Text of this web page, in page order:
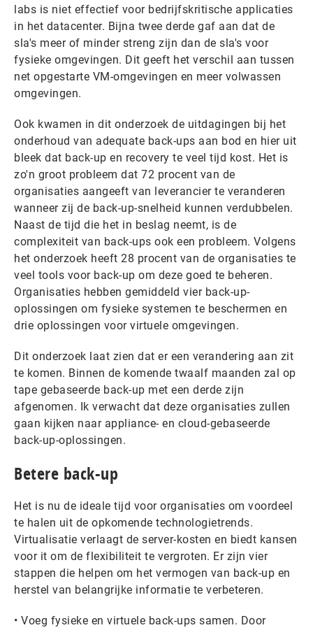
labs is niet effectief voor bedrijfskritische applicaties
in het datacenter. Bijna twee derde gaf aan dat de
sla's meer of minder streng zijn dan de sla's voor
fysieke omgevingen. Dit geeft het verschil aan tussen
net opgestarte VM-omgevingen en meer volwassen
omgevingen.
Ook kwamen in dit onderzoek de uitdagingen bij het
onderhoud van adequate back-ups aan bod en hier uit
bleek dat back-up en recovery te veel tijd kost. Het is
zo'n groot probleem dat 72 procent van de
organisaties aangeeft van leverancier te veranderen
wanneer zij de back-up-snelheid kunnen verdubbelen.
Naast de tijd die het in beslag neemt, is de
complexiteit van back-ups ook een probleem. Volgens
het onderzoek heeft 28 procent van de organisaties te
veel tools voor back-up om deze goed te beheren.
Organisaties hebben gemiddeld vier back-up-
oplossingen om fysieke systemen te beschermen en
drie oplossingen voor virtuele omgevingen.
Dit onderzoek laat zien dat er een verandering aan zit
te komen. Binnen de komende twaalf maanden zal op
tape gebaseerde back-up met een derde zijn
afgenomen. Ik verwacht dat deze organisaties zullen
gaan kijken naar appliance- en cloud-gebaseerde
back-up-oplossingen.
Betere back-up
Het is nu de ideale tijd voor organisaties om voordeel
te halen uit de opkomende technologietrends.
Virtualisatie verlaagt de server-kosten en biedt kansen
voor it om de flexibiliteit te vergroten. Er zijn vier
stappen die helpen om het vermogen van back-up en
herstel van belangrijke informatie te verbeteren.
• Voeg fysieke en virtuele back-ups samen. Door